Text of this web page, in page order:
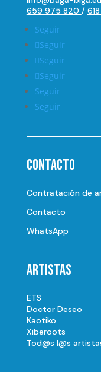
659 975 820 /
Seguir
Seguir
Seguir
Seguir
Seguir
Seguir
Contacto
Contratación de
Contacto
WhatsApp
Artistas
ETS
Doctor Deseo
Kaotiko
Xiberoots
Tod@s l@s